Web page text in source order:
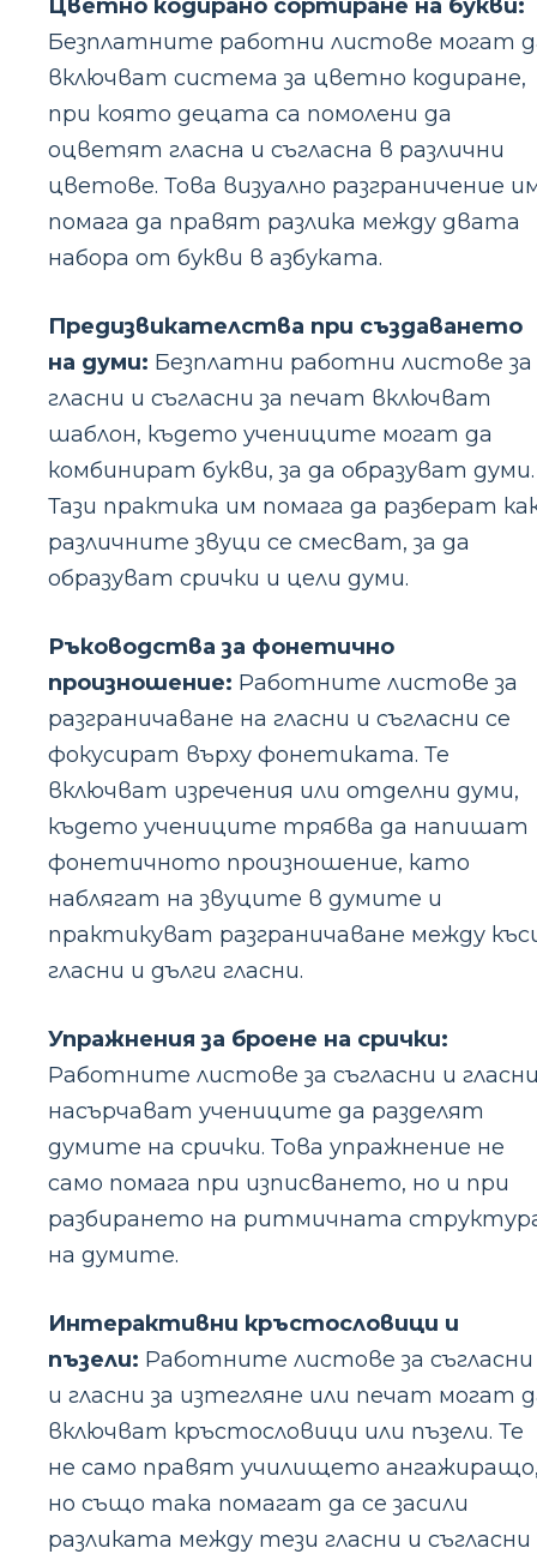
Цветно кодирано сортиране на букви:
Безплатните работни листове могат
включват система за цветно кодиране,
при която децата са помолени да
оцветят гласна и съгласна в различни
цветове. Това визуално разграничение
помага да правят разлика между двата
набора от букви в азбуката.
Предизвикателства при създаването
на думи: Безплатни работни листове за
гласни и съгласни за печат включват
шаблон, където учениците могат да
комбинират букви, за да образуват думи.
Тази практика им помага да разберат
различните звуци се смесват, за да
образуват срички и цели думи.
Ръководства за фонетично
произношение: Работните листове за
разграничаване на гласни и съгласни се
фокусират върху фонетиката. Те
включват изречения или отделни думи,
където учениците трябва да напишат
фонетичното произношение, като
наблягат на звуците в думите и
практикуват разграничаване между
гласни и дълги гласни.
Упражнения за броене на срички:
Работните листове за съгласни и
насърчават учениците да разделят
думите на срички. Това упражнение не
само помага при изписването, но и при
разбирането на ритмичната
на думите.
Интерактивни кръстословици и
пъзели: Работните листове за съгласни
и гласни за изтегляне или печат могат
включват кръстословици или пъзели. Те
не само правят училището
но също така помагат да се засили
разликата между тези гласни и съгласни